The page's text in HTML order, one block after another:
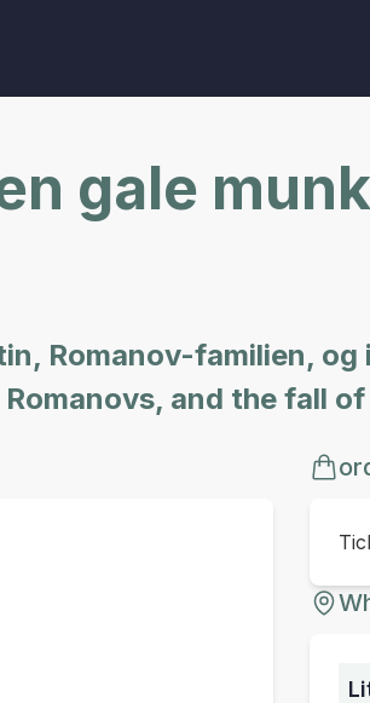
gale
Romanov-familien,
and the fall of